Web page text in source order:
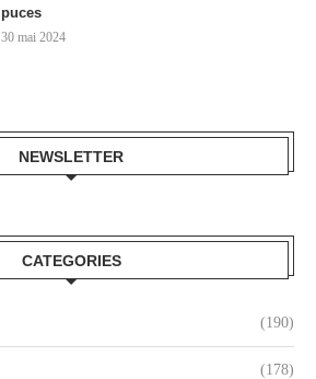
puces
30 mai 2024
NEWSLETTER
CATEGORIES
(190)
(178)